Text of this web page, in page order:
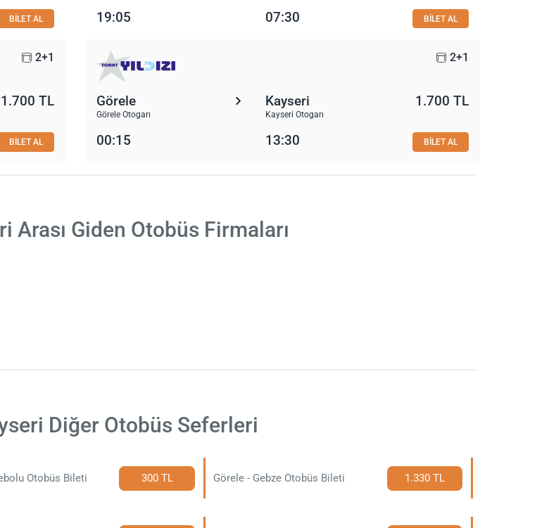
BİLET AL 19:05 07:30 BİLET AL
2+1
1.700 TL
BİLET AL
2+1
Görele
Görele Otogarı
Kayseri
Kayseri Otogarı
1.700 TL
00:15 13:30 BİLET AL
Arası Giden Otobüs Firmaları
Diğer Otobüs Seferleri
Otobüs Bileti 300 TL Görele - Gebze Otobüs Bileti 1.330 TL